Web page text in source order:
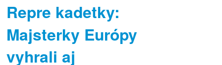
Repre kadetky:
Majsterky Európy
vyhrali aj